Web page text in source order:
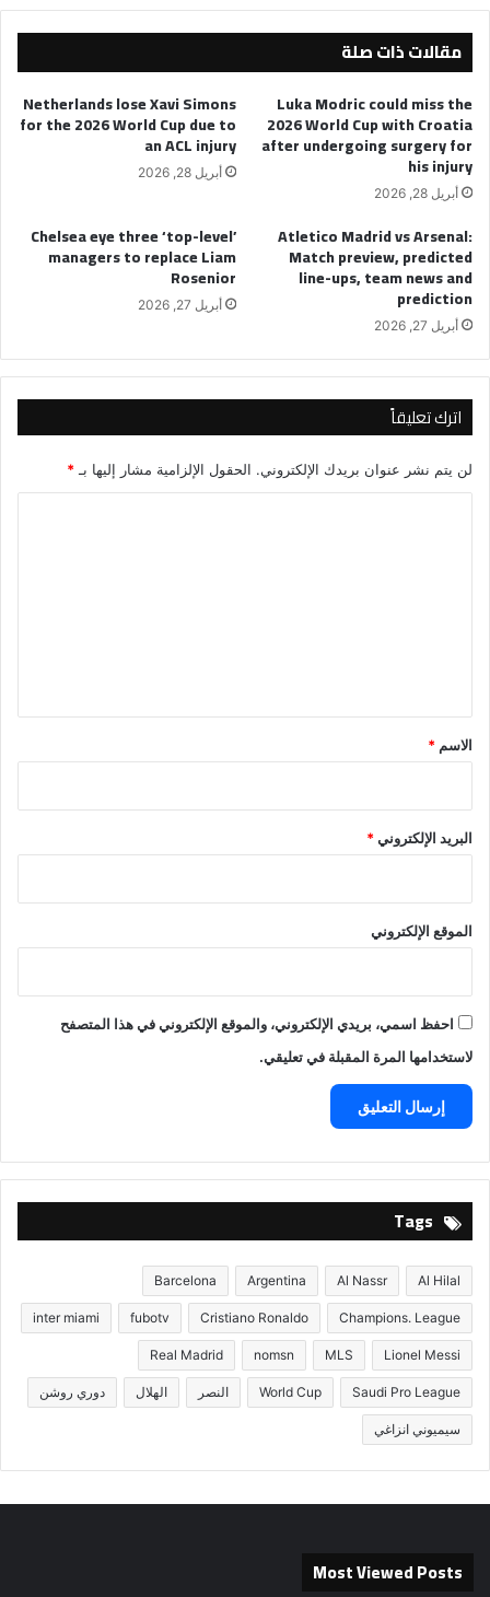
vs
Al
مقالات ذات صلة
Luka Modric could miss the
2026 World Cup with Croatia
after undergoing surgery for
his injury
أبريل 28, 2026
Netherlands lose Xavi Simons
for the 2026 World Cup due to
an ACL injury
أبريل 28, 2026
Atletico Madrid vs Arsenal:
Match preview, predicted
line-ups, team news and
prediction
أبريل 27, 2026
Chelsea eye three ‘top-level’
managers to replace Liam
Rosenior
أبريل 27, 2026
اترك تعليقاً
لن يتم نشر عنوان بريدك الإلكتروني. الحقول الإلزامية مشار إليها بـ *
*
الاسم *
البريد الإلكتروني*
الموقع الإلكتروني
احفظ اسمي، بريدي الإلكتروني، والموقع الإلكتروني في هذا المتصفح
لاستخدامها المرة المقبلة في تعليقي.
Tags
Al Hilal
Al Nassr
Argentina
Barcelona
Champions. League
Cristiano Ronaldo
fubotv
inter miami
Lionel Messi
MLS
nomsn
Real Madrid
Saudi Pro League
World Cup النصر الهلال دوري روشن
سيميوني انزاغي
Most Viewed Posts